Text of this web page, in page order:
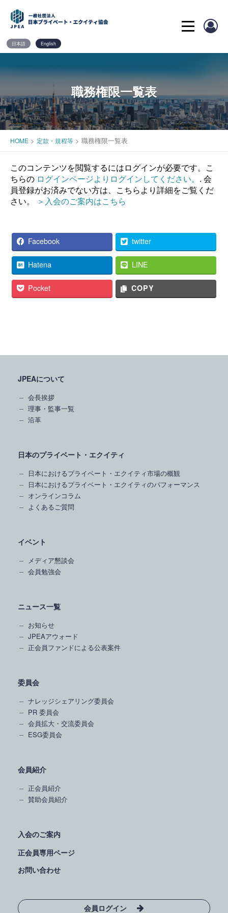
content
日本語 English
職務権限一覧表
HOME > 定款・規程等 > 職務権限一覧表
このコンテンツを閲覧するにはログインが必要です。こ
ちらの ログインページよりログインしてください。 . 会
員登録がお済みでない方は、こちらより詳細をご覧くだ
さい。
＞入会のご案内はこちら
Facebook twitter
Hatena LINE
Pocket COPY
JPEAについて
会長挨拶
理事・監事一覧
沿革
日本のプライベート・エクイティ
日本におけるプライベート・エクイティ市場の概観
日本におけるプライベート・エクイティのパフォーマンス
オンラインコラム
よくあるご質問
イベント
メディア懇談会
会員勉強会
ニュース一覧
お知らせ
JPEAアウォード
正会員ファンドによる公表案件
委員会
ナレッジシェアリング委員会
PR 委員会
会員拡大・交流委員会
ESG委員会
会員紹介
正会員紹介
賛助会員紹介
入会のご案内
正会員専用ページ
お問い合わせ
会員ログイン